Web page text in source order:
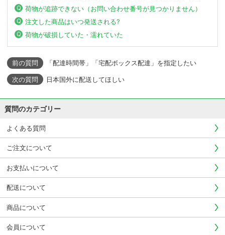
荷物が追跡できない（お問い合わせ番号が見つかりません）
注文した商品はいつ発送される?
荷物が破損していた・濡れていた
「配達時間帯」「宅配ボックス配達」を指定したい
日本国外に配送してほしい
質問のカテゴリー
よくある質問
ご注文について
お支払いについて
配送について
商品について
会員について